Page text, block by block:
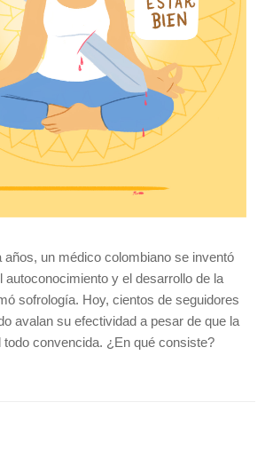
un médico colombiano se inventó
autoconocimiento y el desarrollo de la
sofrología. Hoy, cientos de seguidores
avalan su efectividad a pesar de que la
todo convencida. ¿En qué consiste?